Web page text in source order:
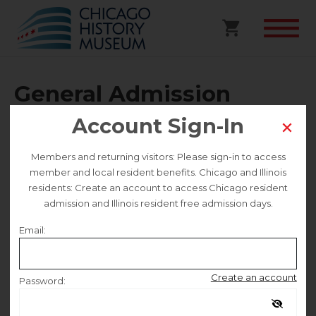
General Admission
Wednesday February 4
Account Sign-In
Members and returning visitors: Please sign-in to access
member and local resident benefits. Chicago and Illinois
residents: Create an account to access Chicago resident
admission and Illinois resident free admission days.
Email:
Create an account
Password: